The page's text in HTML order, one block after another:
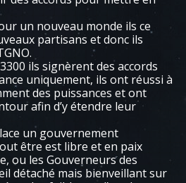
un nouveau monde ils ce
partisans et donc ils
ils signèrent des accords
uniquement, ils ont réussi à
des puissances et ont
afin d’y étendre leur
un gouvernement
être est libre et en paix
ou les Gouverneurs des
détaché mais bienveillant sur